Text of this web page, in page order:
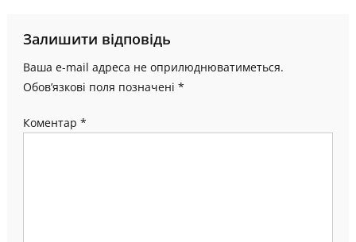
Залишити відповідь
Ваша e-mail адреса не оприлюднюватиметься.
Обов’язкові поля позначені *
Коментар *